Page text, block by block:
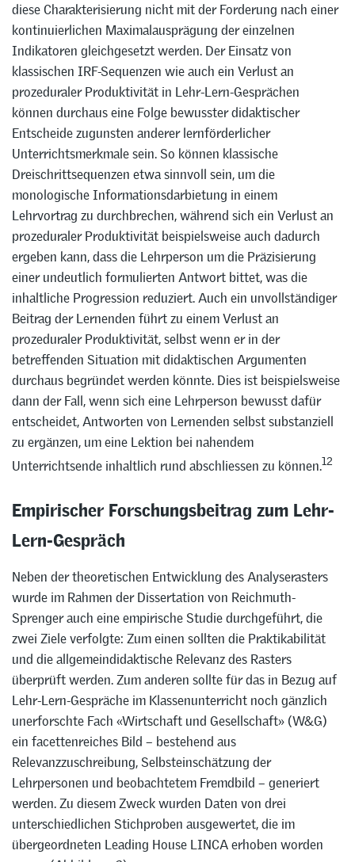
diese Charakterisierung nicht mit der Forderung nach einer
kontinuierlichen Maximalausprägung der einzelnen
Indikatoren gleichgesetzt werden. Der Einsatz von
klassischen IRF-Sequenzen wie auch ein Verlust an
prozeduraler Produktivität in Lehr-Lern-Gesprächen
können durchaus eine Folge bewusster didaktischer
Entscheide zugunsten anderer lernförderlicher
Unterrichtsmerkmale sein. So können klassische
Dreischrittsequenzen etwa sinnvoll sein, um die
monologische Informationsdarbietung in einem
Lehrvortrag zu durchbrechen, während sich ein Verlust an
prozeduraler Produktivität beispielsweise auch dadurch
ergeben kann, dass die Lehrperson um die Präzisierung
einer undeutlich formulierten Antwort bittet, was die
inhaltliche Progression reduziert. Auch ein unvollständiger
Beitrag der Lernenden führt zu einem Verlust an
prozeduraler Produktivität, selbst wenn er in der
betreffenden Situation mit didaktischen Argumenten
durchaus begründet werden könnte. Dies ist beispielsweise
dann der Fall, wenn sich eine Lehrperson bewusst dafür
entscheidet, Antworten von Lernenden selbst substanziell
zu ergänzen, um eine Lektion bei nahendem
Unterrichtsende inhaltlich rund abschliessen zu können.12
Empirischer Forschungsbeitrag zum Lehr-
Lern-Gespräch
Neben der theoretischen Entwicklung des Analyserasters
wurde im Rahmen der Dissertation von Reichmuth-
Sprenger auch eine empirische Studie durchgeführt, die
zwei Ziele verfolgte: Zum einen sollten die Praktikabilität
und die allgemeindidaktische Relevanz des Rasters
überprüft werden. Zum anderen sollte für das in Bezug auf
Lehr-Lern-Gespräche im Klassenunterricht noch gänzlich
unerforschte Fach «Wirtschaft und Gesellschaft» (W&G)
ein facettenreiches Bild – bestehend aus
Relevanzzuschreibung, Selbsteinschätzung der
Lehrpersonen und beobachtetem Fremdbild – generiert
werden. Zu diesem Zweck wurden Daten von drei
unterschiedlichen Stichproben ausgewertet, die im
übergeordneten Leading House LINCA erhoben worden